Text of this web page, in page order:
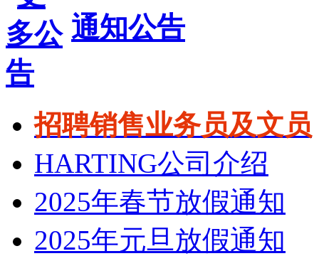
通知公告
招聘销售业务员及文员
HARTING公司介绍
2025年春节放假通知
2025年元旦放假通知